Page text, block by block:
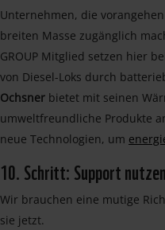
Unternehmen, die
breiten Masse zugänglich
GROUP Mitglied setzen hier
von Diesel-Loks durch
Ochsner bietet mit seinen
umweltfreundliche Produkte
neue Technologien, um
10. Schritt: Support
Wir brauchen eine mutige
sie jetzt.